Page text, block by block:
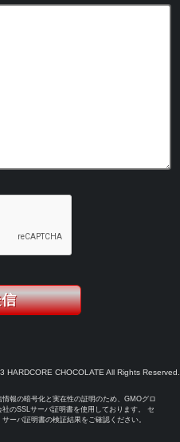
CHOCOLATE All Rights Reserved.
情報の暗号化と実在性の証明のため、GMOグロ
のSSLサーバ証明書を使用しております。 セ
ーバ証明書の検証結果をご確認ください。